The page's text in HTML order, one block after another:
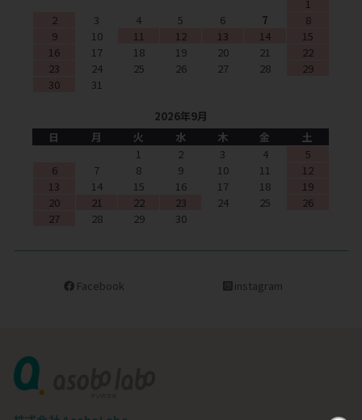
1
2
3 4 5 6 7
8
9
10 11 12 13 14
15
16
17 18 19 20 21
22
23
24 25 26 27 28
29
30
31
2026年9月
日
月 火 水 木 金
土
1
2 3 4
5
6
7 8 9 10 11
12
13
14 15 16 17 18
19
20
21 22 23 24 25
26
27
28 29 30
Facebook instagram